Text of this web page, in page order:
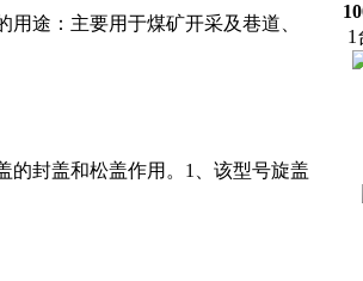
途：主要用于煤矿开采及巷道、
1
的封盖和松盖作用。1、该型号旋盖